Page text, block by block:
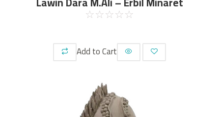
☆
☆
☆
☆
☆
Add to Cart